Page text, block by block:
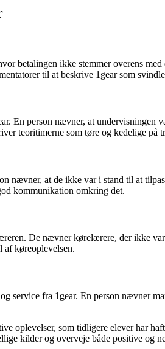
betalingen ikke stemmer overens
til at beskrive 1gear som
En person nævner, at
teoritimerne som tøre og kedelige på
nævner, at de ikke var i stand til at
kommunikation omkring det.
De nævner kørelærere, der ikke
af køreoplevelsen.
service fra 1gear. En person nævner
oplevelser, som tidligere elever har
kilder og overveje både positive og